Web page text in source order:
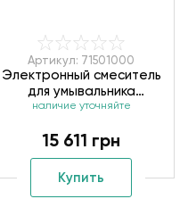
Артикул: 71501000
Электронный смеситель
для умывальника
Hansgrohe Vernis Blend
наличие уточняйте
15 611 грн
Купить